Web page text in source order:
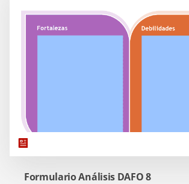
Formulario Análisis DAFO 8